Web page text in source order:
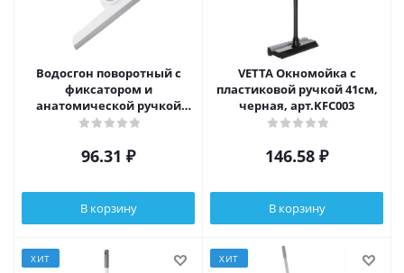
Водосгон поворотный с
фиксатором и
анатомической ручкой
24х20 см, тм VETTA,
96.31 ₽
В корзину
VETTA Окномойка с
пластиковой ручкой 41см,
черная, арт.KFC003
146.58 ₽
В корзину
ХИТ ХИТ